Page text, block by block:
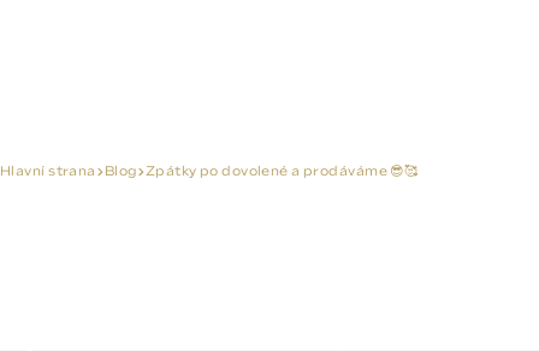
Hlavní strana Blog Zpátky po dovolené a prodáváme 😎🥰